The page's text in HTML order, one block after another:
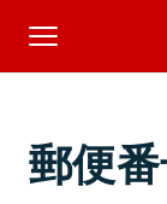
郵便